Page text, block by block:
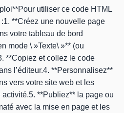
utiliser ce code HTML
**Créez une nouvelle page
votre tableau de bord
mode \ »Texte\ »** (ou
**Copiez et collez le code
l’éditeur.4. **Personnalisez**
vers votre site web et les
**Publiez** la page ou
avec la mise en page et les